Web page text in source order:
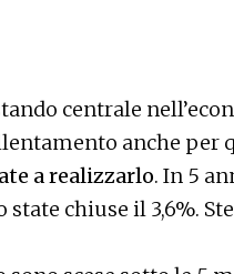
centrale
anche per
a realizzarlo. In 5
state chiuse il 3,6%.